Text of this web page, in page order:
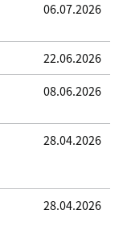
06.07.2026
22.06.2026
08.06.2026
28.04.2026
28.04.2026